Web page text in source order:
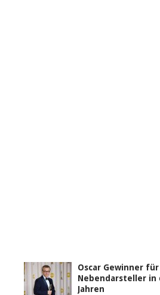
Oscar Gewinner
Nebendarsteller in
Jahren